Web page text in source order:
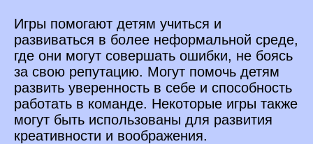
Игры помогают детям учиться и
развиваться в более неформальной среде,
где они могут совершать ошибки, не боясь
за свою репутацию. Могут помочь детям
развить уверенность в себе и способность
работать в команде. Некоторые игры также
могут быть использованы для развития
креативности и воображения.